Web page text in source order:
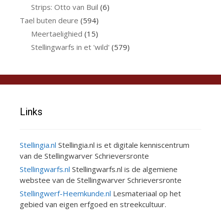
Strips: Otto van Buil (6)
Tael buten deure (594)
Meertaelighied (15)
Stellingwarfs in et 'wild' (579)
Links
Stellingia.nl Stellingia.nl is et digitale kenniscentrum
van de Stellingwarver Schrieversronte
Stellingwarfs.nl Stellingwarfs.nl is de algemiene
webstee van de Stellingwarver Schrieversronte
Stellingwerf-Heemkunde.nl Lesmateriaal op het
gebied van eigen erfgoed en streekcultuur.